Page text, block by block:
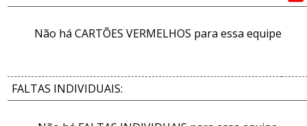
Não há CARTÕES VERMELHOS para essa equipe
FALTAS INDIVIDUAIS: